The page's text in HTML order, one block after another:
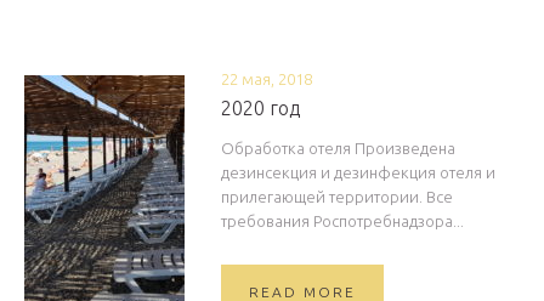
22 мая, 2018
2020 год
Обработка отеля Произведена
дезинсекция и дезинфекция отеля и
прилегающей территории. Все
требования Роспотребнадзора...
READ MORE